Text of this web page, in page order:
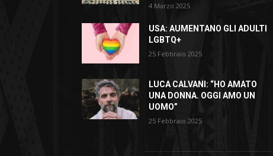
4 Marzo 2025
USA: AUMENTANO GLI ADULTI
LGBTQ+
25 Febbraio 2025
LUCA CALVANI: “HO AMATO
UNA DONNA. OGGI AMO UN
UOMO”
25 Febbraio 2025